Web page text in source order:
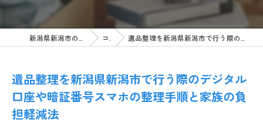
コラム 遺品整理を新潟県新潟市で行う際のデジタル口座や暗証番号スマホの整理手順と家族の負担軽減法
遺品整理を新潟県新潟市で行う際のデジタル
口座や暗証番号スマホの整理手順と家族の負
担軽減法